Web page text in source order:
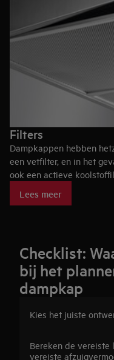
Filters
Dampkappen hebben
een vetfilter, en in het
ook een actieve
geluidsniveau, in het
Lees meer
Checklist:
bij het
dampkap
Kies het juiste
Bereken de
vereiste